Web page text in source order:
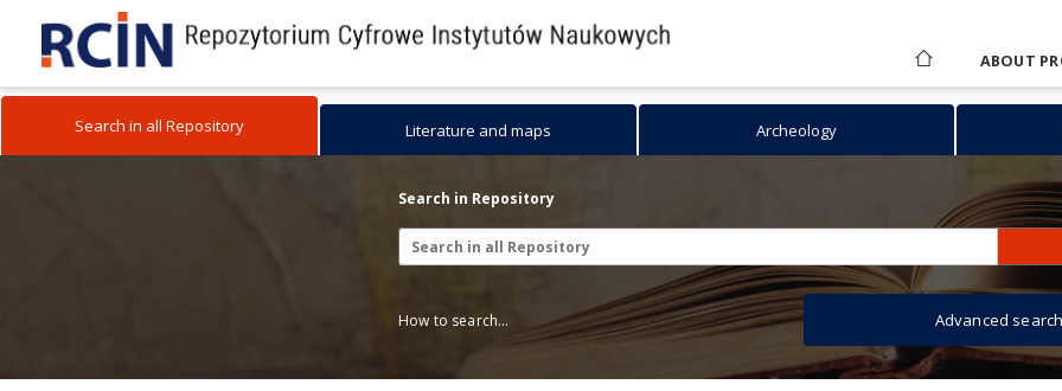
ABOUT
Search in all Repository Literature and maps Archeology
Search in Repository
How to search... Advanced search